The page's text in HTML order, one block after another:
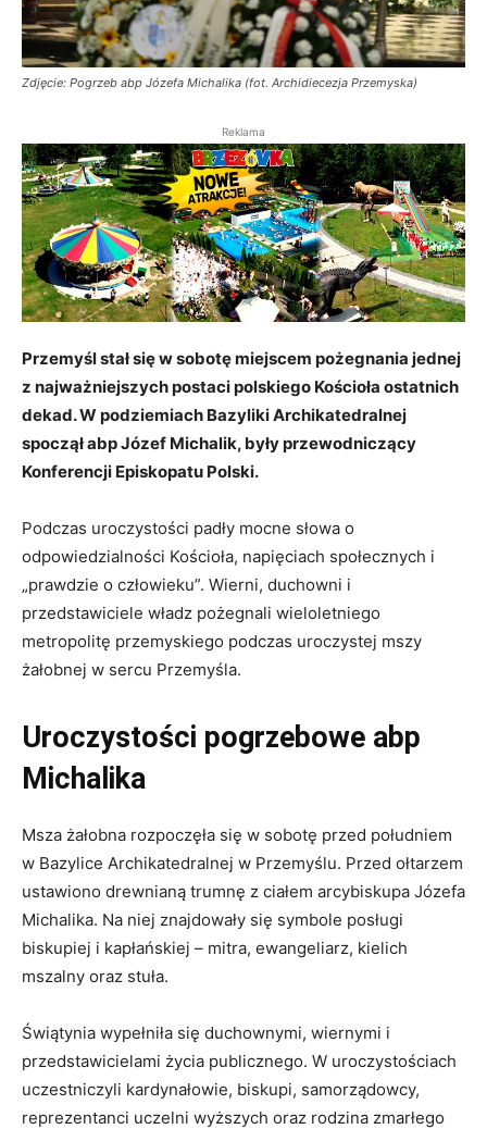
Zdjęcie: Pogrzeb abp Józefa Michalika (fot. Archidiecezja Przemyska)
Reklama
Przemyśl stał się w sobotę miejscem pożegnania jednej
z najważniejszych postaci polskiego Kościoła ostatnich
dekad. W podziemiach Bazyliki Archikatedralnej
spoczął abp Józef Michalik, były przewodniczący
Konferencji Episkopatu Polski.
Podczas uroczystości padły mocne słowa o
odpowiedzialności Kościoła, napięciach społecznych i
„prawdzie o człowieku”. Wierni, duchowni i
przedstawiciele władz pożegnali wieloletniego
metropolitę przemyskiego podczas uroczystej mszy
żałobnej w sercu Przemyśla.
Uroczystości pogrzebowe abp
Michalika
Msza żałobna rozpoczęła się w sobotę przed południem
w Bazylice Archikatedralnej w Przemyślu. Przed ołtarzem
ustawiono drewnianą trumnę z ciałem arcybiskupa Józefa
Michalika. Na niej znajdowały się symbole posługi
biskupiej i kapłańskiej – mitra, ewangeliarz, kielich
mszalny oraz stuła.
Świątynia wypełniła się duchownymi, wiernymi i
przedstawicielami życia publicznego. W uroczystościach
uczestniczyli kardynałowie, biskupi, samorządowcy,
reprezentanci uczelni wyższych oraz rodzina zmarłego